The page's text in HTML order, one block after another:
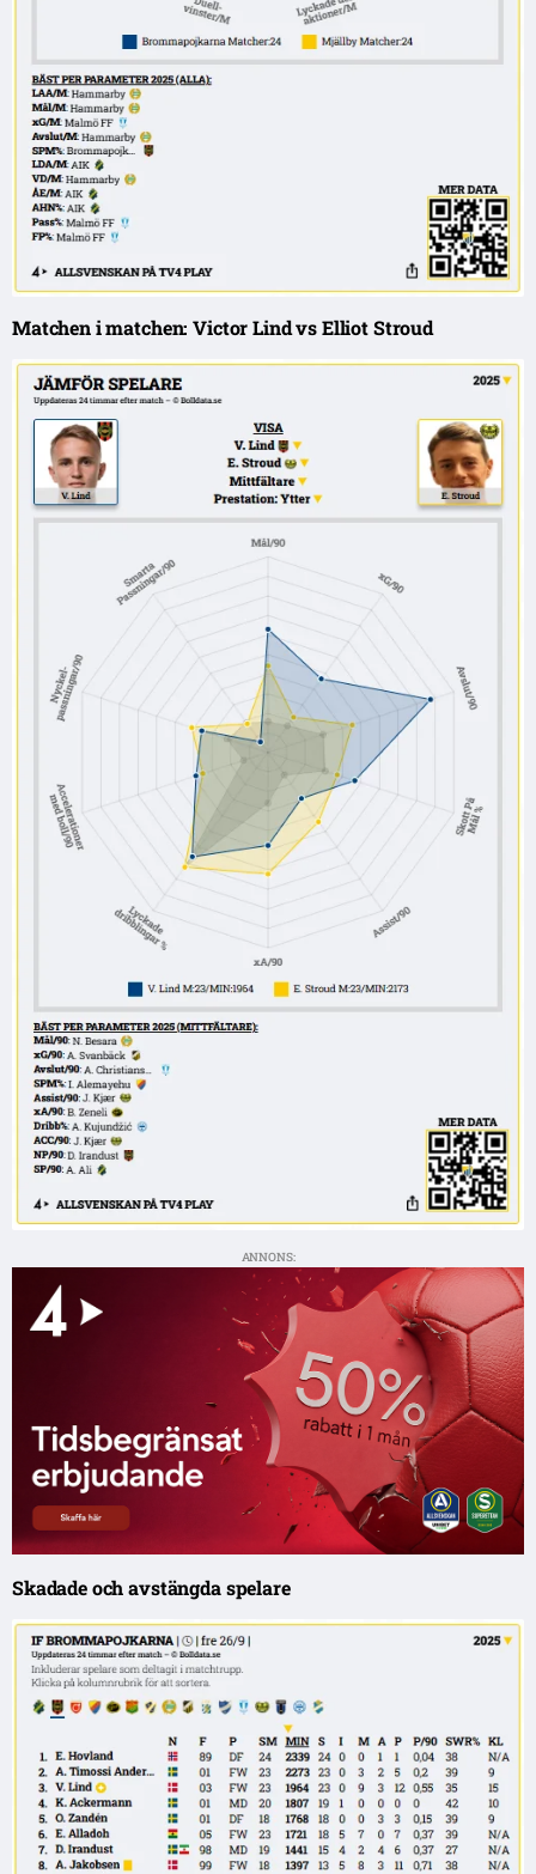
Matchen i matchen: Victor Lind vs Elliot Stroud
ANNONS:
Skadade och avstängda spelare